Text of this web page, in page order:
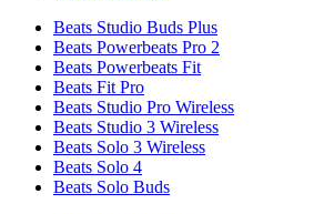
Beats Studio Buds Plus
Beats Powerbeats Pro 2
Beats Powerbeats Fit
Beats Fit Pro
Beats Studio Pro Wireless
Beats Studio 3 Wireless
Beats Solo 3 Wireless
Beats Solo 4
Beats Solo Buds